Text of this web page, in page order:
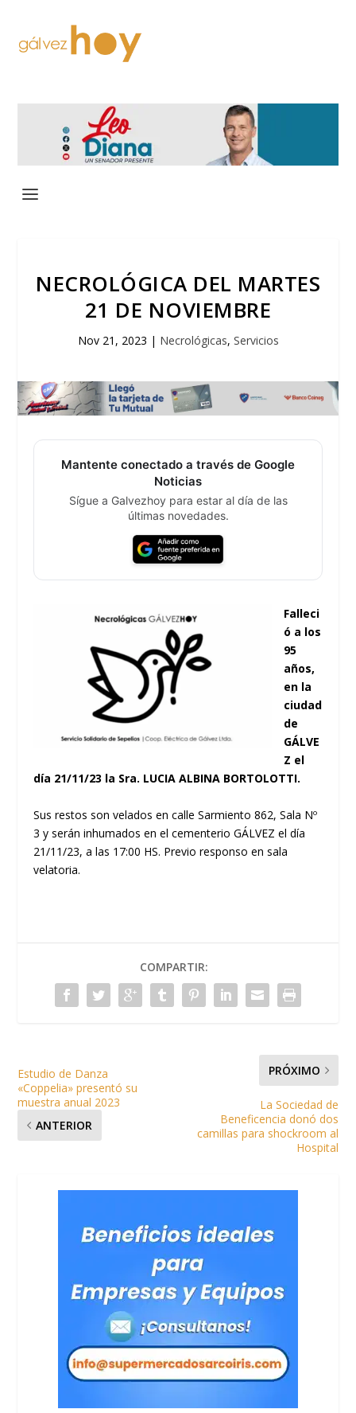
NECROLÓGICA DEL MARTES
21 DE NOVIEMBRE
Nov 21, 2023 | Necrológicas, Servicios
Mantente conectado a través de Google
Noticias
Sígue a Galvezhoy para estar al día de las
últimas novedades.
Falleci
ó a los
95
años,
en la
ciudad
de
GÁLVE
Z el
día 21/11/23 la Sra. LUCIA ALBINA BORTOLOTTI.
Sus restos son velados en calle Sarmiento 862, Sala Nº
3 y serán inhumados en el cementerio GÁLVEZ el día
21/11/23, a las 17:00 HS. Previo responso en sala
velatoria.
COMPARTIR:
Estudio de Danza
«Coppelia» presentó su
muestra anual 2023
ANTERIOR
PRÓXIMO
La Sociedad de
Beneficencia donó dos
camillas para shockroom al
Hospital